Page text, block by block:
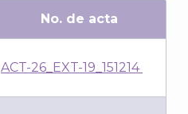
No. de acta
ACT-26_EXT-19_151214